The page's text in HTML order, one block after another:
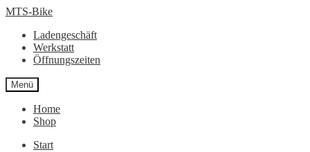
Zur
springen
Zum
springen
MTS-Bike
Ladengeschäft
Werkstatt
Öffnungszeiten
Menü
Home
Shop
Start